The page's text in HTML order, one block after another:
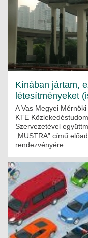
Kínában jártam,
létesítményeket
A Vas Megyei
KTE
Szervezetével
„MUSTRA” című
rendezvényére.